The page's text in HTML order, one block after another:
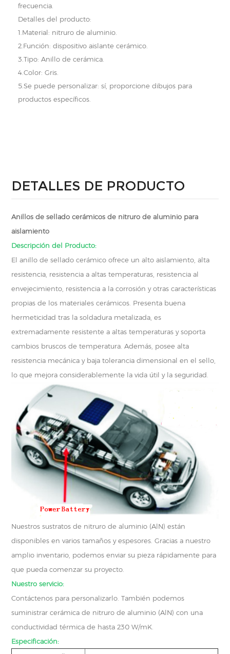
frecuencia.
Detalles del producto:
1.Material: nitruro de aluminio.
2.Función: dispositivo aislante cerámico.
3.Tipo: Anillo de cerámica.
4.Color: Gris.
5.Se puede personalizar: sí, proporcione dibujos para
productos específicos.
DETALLES DE PRODUCTO
Anillos de sellado cerámicos de nitruro de aluminio para
aislamiento
Descripción del Producto:
El anillo de sellado cerámico ofrece un alto aislamiento, alta
resistencia, resistencia a altas temperaturas, resistencia al
envejecimiento, resistencia a la corrosión y otras características
propias de los materiales cerámicos. Presenta buena
hermeticidad tras la soldadura metalizada, es
extremadamente resistente a altas temperaturas y soporta
cambios bruscos de temperatura. Además, posee alta
resistencia mecánica y baja tolerancia dimensional en el sello,
lo que mejora considerablemente la vida útil y la seguridad.
Nuestros sustratos de nitruro de aluminio (AlN) están
disponibles en varios tamaños y espesores. Gracias a nuestro
amplio inventario, podemos enviar su pieza rápidamente para
que pueda comenzar su proyecto.
Nuestro servicio:
Contáctenos para personalizarlo. También podemos
suministrar cerámica de nitruro de aluminio (AlN) con una
conductividad térmica de hasta 230 W/mK.
Especificación: